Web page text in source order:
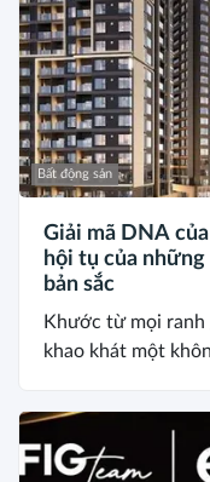
Bất động sản
Giải mã DNA
hội tụ của
bản sắc
Khước từ mọi ranh
khao khát một